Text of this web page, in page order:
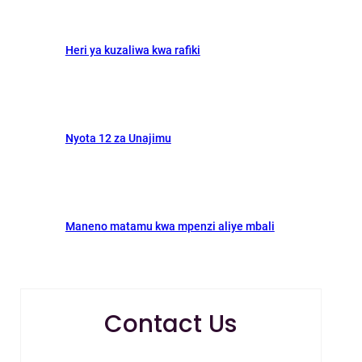
Heri ya kuzaliwa kwa rafiki
Nyota 12 za Unajimu
Maneno matamu kwa mpenzi aliye mbali
Contact Us